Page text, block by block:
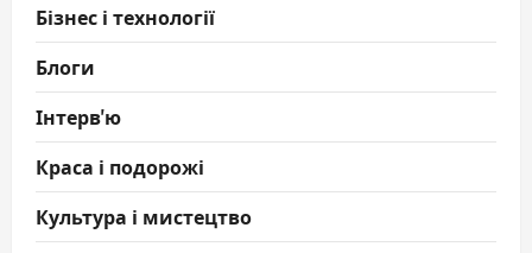
Бізнес і технології
Блоги
Інтерв'ю
Краса і подорожі
Культура і мистецтво